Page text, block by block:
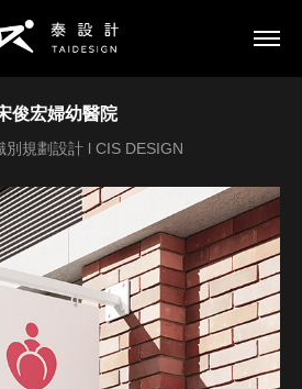
俊宏婦幼醫院
別規劃設計 l CIS DESIGN